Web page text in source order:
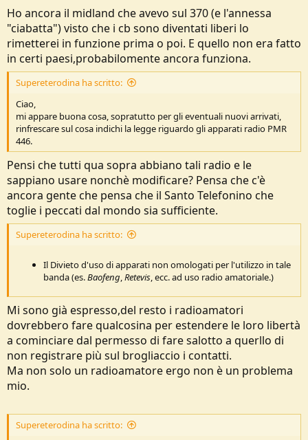
Ho ancora il midland che avevo sul 370 (e l'annessa
"ciabatta") visto che i cb sono diventati liberi lo
rimetterei in funzione prima o poi. E quello non era fatto
in certi paesi,probabilomente ancora funziona.
Supereterodina ha scritto:
Ciao,
mi appare buona cosa, sopratutto per gli eventuali nuovi arrivati,
rinfrescare sul cosa indichi la legge riguardo gli apparati radio PMR
446.
Pensi che tutti qua sopra abbiano tali radio e le
sappiano usare nonchè modificare? Pensa che c'è
ancora gente che pensa che il Santo Telefonino che
toglie i peccati dal mondo sia sufficiente.
Supereterodina ha scritto:
Il Divieto d'uso di apparati non omologati per l'utilizzo in tale
banda (es.Baofeng,Retevis, ecc. ad uso radio amatoriale.)
Mi sono già espresso,del resto i radioamatori
dovrebbero fare qualcosina per estendere le loro libertà
a cominciare dal permesso di fare salotto a querllo di
non registrare più sul brogliaccio i contatti.
Ma non solo un radioamatore ergo non è un problema
mio.
Supereterodina ha scritto: